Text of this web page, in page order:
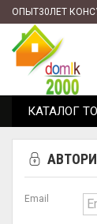
ОПЫТ30ЛЕТ
КАТАЛОГ
Email